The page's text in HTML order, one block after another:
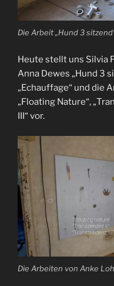
Die Arbeit „Hund 3
Heute stellt uns Silvia
Anna Dewes „Hund 3
„Echauffage“ und die
„Floating Nature“,
III“ vor.
Die Arbeiten von Anke